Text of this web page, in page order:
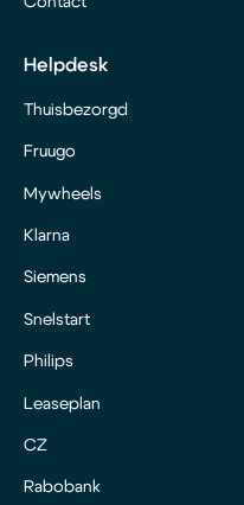
Helpdesk
Thuisbezorgd
Fruugo
Mywheels
Klarna
Siemens
Snelstart
Philips
Leaseplan
CZ
Rabobank